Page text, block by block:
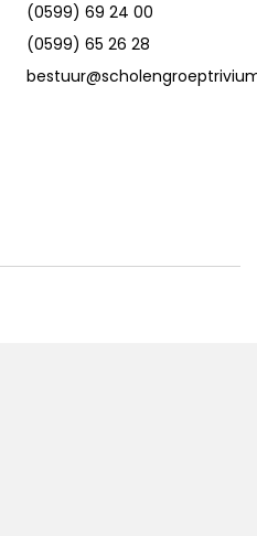
(0599) 69 24 00
(0599) 65 26 28